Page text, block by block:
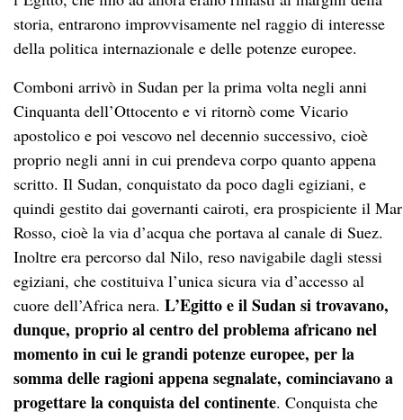
storia, entrarono improvvisamente nel raggio di interesse
della politica internazionale e delle potenze europee.
Comboni arrivò in Sudan per la prima volta negli anni
Cinquanta dell’Ottocento e vi ritornò come Vicario
apostolico e poi vescovo nel decennio successivo, cioè
proprio negli anni in cui prendeva corpo quanto appena
scritto. Il Sudan, conquistato da poco dagli egiziani, e
quindi gestito dai governanti cairoti, era prospiciente il Mar
Rosso, cioè la via d’acqua che portava al canale di Suez.
Inoltre era percorso dal Nilo, reso navigabile dagli stessi
egiziani, che costituiva l’unica sicura via d’accesso al
cuore dell’Africa nera. L’Egitto e il Sudan si trovavano,
dunque, proprio al centro del problema africano nel
momento in cui le grandi potenze europee, per la
somma delle ragioni appena segnalate, cominciavano a
progettare la conquista del continente. Conquista che